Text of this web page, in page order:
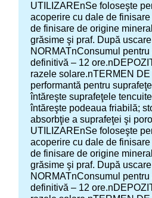
UTILIZAREnSe foloseşte
acoperire cu dale de
de finisare de origine
grăsime şi praf. După
NORMATnConsumul
definitivă – 12
razele solare.nTERMEN
performantă pentru
întăreşte suprafeţele
întăreşte podeaua friabilă;
absorbţie a suprafeţei şi
UTILIZAREnSe foloseşte
acoperire cu dale de
de finisare de origine
grăsime şi praf. După
NORMATnConsumul
definitivă – 12